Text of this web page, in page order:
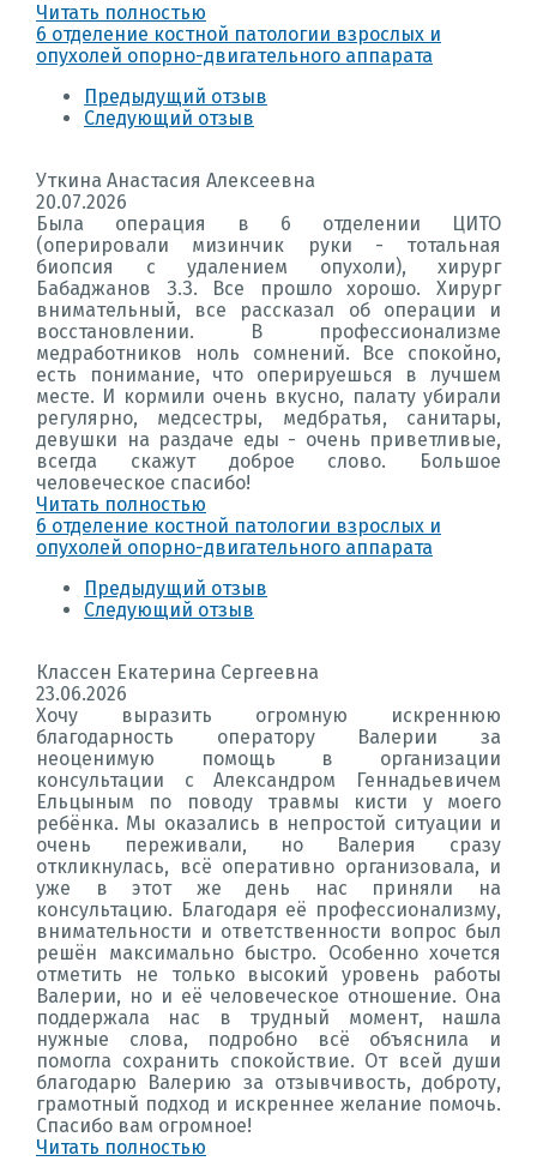
Читать полностью
6 отделение костной патологии взрослых и
опухолей опорно-двигательного аппарата
Предыдущий отзыв
Следующий отзыв
Уткина Анастасия Алексеевна
20.07.2026
Была операция в 6 отделении ЦИТО
(оперировали мизинчик руки - тотальная
биопсия с удалением опухоли), хирург
Бабаджанов З.З. Все прошло хорошо. Хирург
внимательный, все рассказал об операции и
восстановлении. В профессионализме
медработников ноль сомнений. Все спокойно,
есть понимание, что оперируешься в лучшем
месте. И кормили очень вкусно, палату убирали
регулярно, медсестры, медбратья, санитары,
девушки на раздаче еды - очень приветливые,
всегда скажут доброе слово. Большое
человеческое спасибо!
Читать полностью
6 отделение костной патологии взрослых и
опухолей опорно-двигательного аппарата
Предыдущий отзыв
Следующий отзыв
Классен Екатерина Сергеевна
23.06.2026
Хочу выразить огромную искреннюю
благодарность оператору Валерии за
неоценимую помощь в организации
консультации с Александром Геннадьевичем
Ельцыным по поводу травмы кисти у моего
ребёнка. Мы оказались в непростой ситуации и
очень переживали, но Валерия сразу
откликнулась, всё оперативно организовала, и
уже в этот же день нас приняли на
консультацию. Благодаря её профессионализму,
внимательности и ответственности вопрос был
решён максимально быстро. Особенно хочется
отметить не только высокий уровень работы
Валерии, но и её человеческое отношение. Она
поддержала нас в трудный момент, нашла
нужные слова, подробно всё объяснила и
помогла сохранить спокойствие. От всей души
благодарю Валерию за отзывчивость, доброту,
грамотный подход и искреннее желание помочь.
Спасибо вам огромное!
Читать полностью